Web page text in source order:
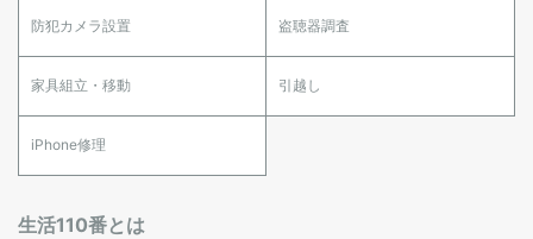
防犯カメラ設置 盗聴器調査
家具組立・移動 引越し
iPhone修理
生活110番とは